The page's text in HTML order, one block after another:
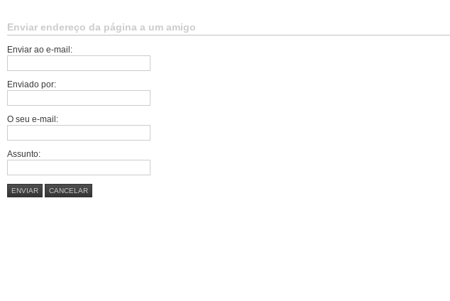
Enviar endereço da página a um amigo
Enviar ao e-mail:
Enviado por:
O seu e-mail:
Assunto:
ENVIAR CANCELAR